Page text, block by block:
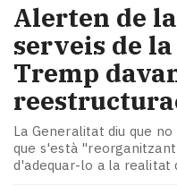
Alerten de
serveis de
Tremp
La Generalitat diu que
que s'està
d'adequar-lo a la realitat